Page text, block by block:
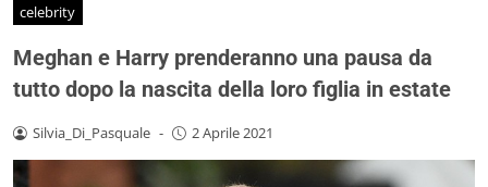
celebrity
Meghan e Harry prenderanno una pausa da
tutto dopo la nascita della loro figlia in estate
Silvia_Di_Pasquale - 2 Aprile 2021